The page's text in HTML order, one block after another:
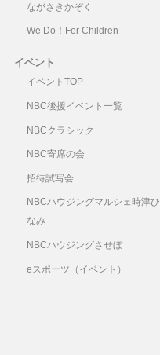
ながさきかぞく
We Do！For Children
イベント
イベントTOP
NBC後援イベント一覧
NBCクラシック
NBC寄席の会
招待試写会
NBCハウジングマルシェ時津ひ
なみ
NBCハウジングさせぼ
eスポーツ（イベント）